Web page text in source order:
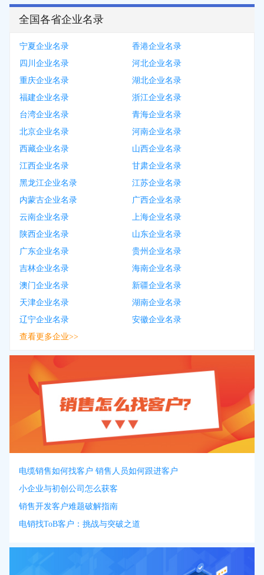
全国各省企业名录
宁夏企业名录
香港企业名录
四川企业名录
河北企业名录
重庆企业名录
湖北企业名录
福建企业名录
浙江企业名录
台湾企业名录
青海企业名录
北京企业名录
河南企业名录
西藏企业名录
山西企业名录
江西企业名录
甘肃企业名录
黑龙江企业名录
江苏企业名录
内蒙古企业名录
广西企业名录
云南企业名录
上海企业名录
陕西企业名录
山东企业名录
广东企业名录
贵州企业名录
吉林企业名录
海南企业名录
澳门企业名录
新疆企业名录
天津企业名录
湖南企业名录
辽宁企业名录
安徽企业名录
查看更多企业>>
电缆销售如何找客户 销售人员如何跟进客户
小企业与初创公司怎么获客
销售开发客户难题破解指南
电销找ToB客户：挑战与突破之道